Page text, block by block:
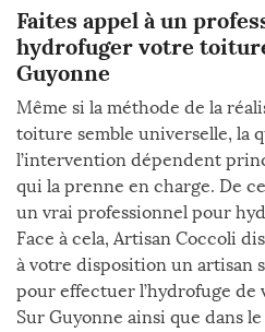
Faites appel à un
hydrofuger votre
Guyonne
Même si la méthode de la
toiture semble universelle, la
l’intervention dépendent
qui la prenne en charge. De
un vrai professionnel pour
Face à cela, Artisan Coccoli
à votre disposition un artisan
pour effectuer l’hydrofuge de
Sur Guyonne ainsi que dans